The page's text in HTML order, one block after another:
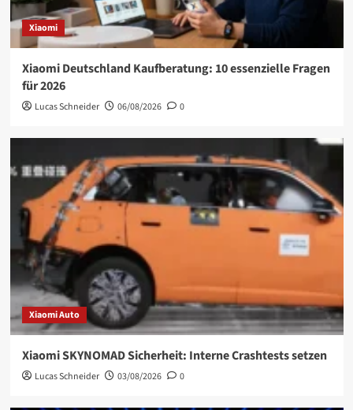
Xiaomi
Xiaomi Deutschland Kaufberatung: 10 essenzielle Fragen
für 2026
Lucas Schneider 06/08/2026 0
Xiaomi Auto
Xiaomi SKYNOMAD Sicherheit: Interne Crashtests setzen
Lucas Schneider 03/08/2026 0